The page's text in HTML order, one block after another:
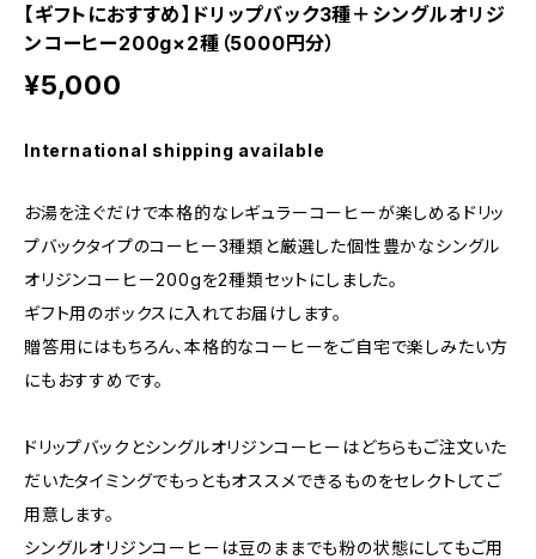
【ギフトにおすすめ】ドリップバック3種＋シングルオリジ
ンコーヒー200g×2種（5000円分）
¥5,000
International shipping available
お湯を注ぐだけで本格的なレギュラーコーヒーが楽しめるドリッ
プバックタイプのコーヒー3種類と厳選した個性豊かなシングル
オリジンコーヒー200gを2種類セットにしました。
ギフト用のボックスに入れてお届けします。
贈答用にはもちろん、本格的なコーヒーをご自宅で楽しみたい方
にもおすすめです。
ドリップバックとシングルオリジンコーヒーはどちらもご注文いた
だいたタイミングでもっともオススメできるものをセレクトしてご
用意します。
シングルオリジンコーヒーは豆のままでも粉の状態にしてもご用